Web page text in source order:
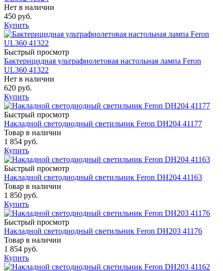
Нет в наличии
450 руб.
Купить
Быстрый просмотр
Бактерицидная ультрафиолетовая настольная лампа Feron
UL360 41322
Нет в наличии
620 руб.
Купить
Быстрый просмотр
Накладной светодиодный светильник Feron DH204 41177
Товар в наличии
1 854 руб.
Купить
Быстрый просмотр
Накладной светодиодный светильник Feron DH204 41163
Товар в наличии
1 850 руб.
Купить
Быстрый просмотр
Накладной светодиодный светильник Feron DH203 41176
Товар в наличии
1 854 руб.
Купить